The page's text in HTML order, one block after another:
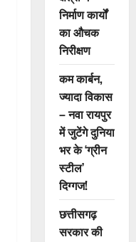
निर्माण कार्यों
का औचक
निरीक्षण
कम कार्बन,
ज्यादा विकास
– नवा रायपुर
में जुटेंगे दुनिया
भर के ‘ग्रीन
स्टील’
दिग्गज!
छत्तीसगढ़
सरकार की